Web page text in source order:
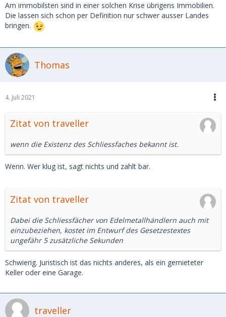
Am immobilsten sind in einer solchen Krise übrigens Immobilien.
Die lassen sich schon per Definition nur schwer ausser Landes
bringen.
Thomas
4. Juli 2021
Zitat von traveller
wenn die Existenz des Schliessfaches bekannt ist.
Wenn. Wer klug ist, sagt nichts und zahlt bar.
Zitat von traveller
Dabei die Schliessfächer von Edelmetallhändlern auch mit
einzubeziehen, kostet im Entwurf des Gesetzestextes
ungefähr 5 zusätzliche Sekunden
Schwierig. Juristisch ist das nichts anderes, als ein gemieteter
Keller oder eine Garage.
traveller